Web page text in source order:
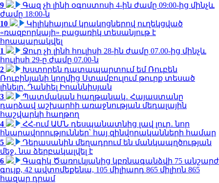
9
Գազ չի լինի օգոստոսի 4-ին ժամը 09:00-ից մինչև
ժամը 18:00-ն
10
Կիլիկիայում կրակոցներով ուղեկցված
«ռազբորկայի» բացառիկ տեսանյութ է
հրապարակվել
1
Ջուր չի լինի հուլիսի 28-ին ժամը 07.00-ից մինչև
հուլիսի 29-ը ժամը 07.00-ն
2
Խստորեն դատապարտում եմ Ռուբեն
Ռուբինյանի կողմից Ստամբուլում թուրք տեսած
լինելը. Դանիել Իոաննիսյան
3
Պատմական հաղթանակ․ Հայաստանը
դարձավ աշխարհի առաջնության մեդալային
հաշվարկի հաղթող
4
ՀՀ-ում ԱՄՆ դեսպանատնից լավ լուր․ նոր
հնարավորություններ՝ հայ զինվորականների համար
5
Դերասանին մեղադրում են մանկապղծության
մեջ․ նա ձերբակալվել է
6
Գագիկ Ծառուկյանից կբռնագանձվի 75 անշարժ
գույք, 42 ավտոմեքենա, 105 միլիարդ 865 միլիոն 865
հազար դրամ